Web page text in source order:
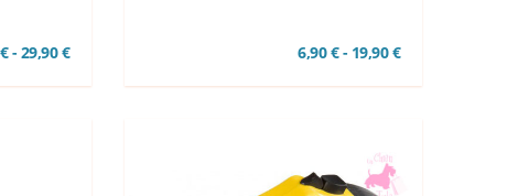
- 29,90 € 6,90 € - 19,90 €